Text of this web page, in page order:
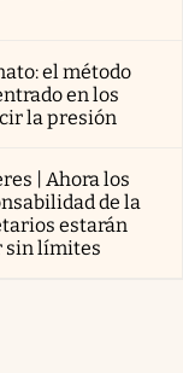
el método
en los
la presión
| Ahora los
de la
estarán
sin límites